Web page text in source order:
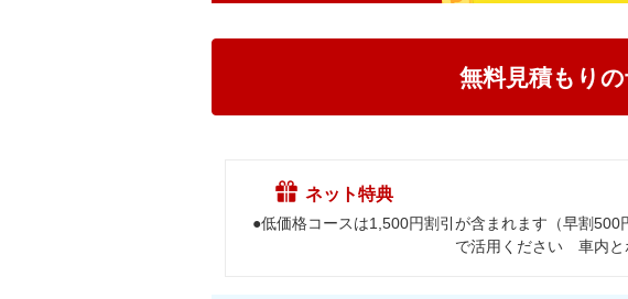
無料見積もり
ネット特典
●低価格コースは1,500円割引が含まれます（早割
で活用ください 車内と